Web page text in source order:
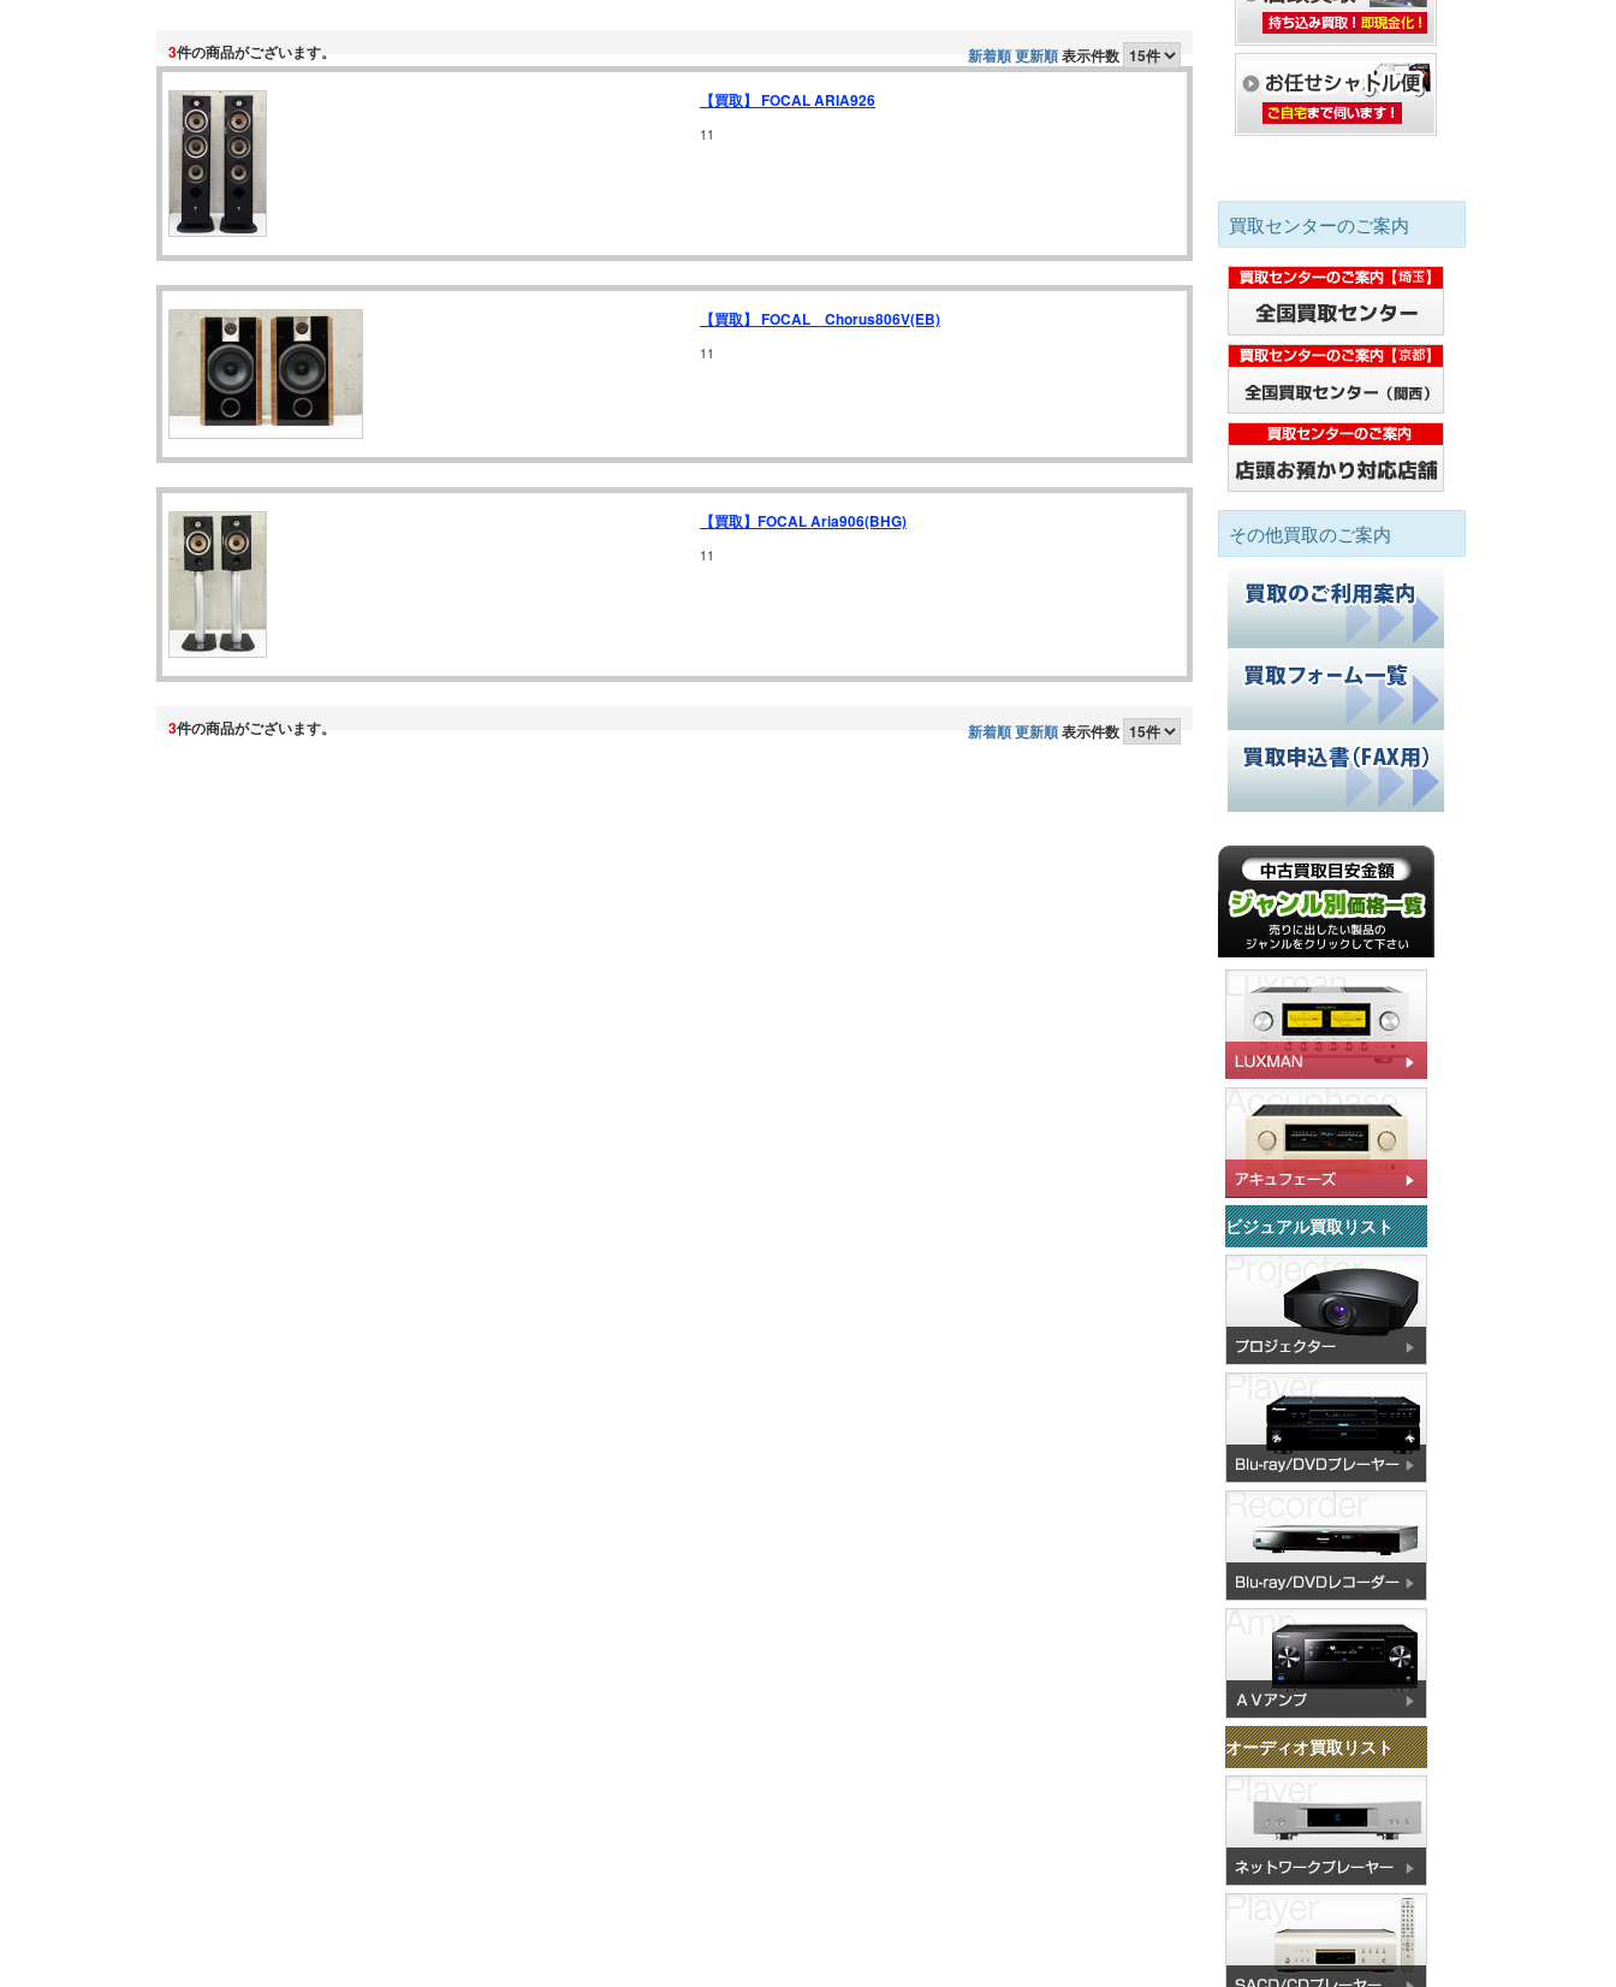
3件の商品がございます。 新着順更新順表示件数
【買取】 FOCAL ARIA926
11
【買取】 FOCAL Chorus806V(EB)
11
【買取】FOCAL Aria906(BHG)
11
3件の商品がございます。 新着順更新順表示件数
買取センターのご案内
その他買取のご案内
ビジュアル買取リスト
オーディオ買取リスト